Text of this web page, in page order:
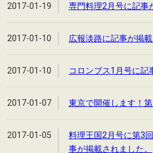
2017-01-19 専門料理2月号に記事
2017-01-10 広報淡路に記事が掲載
2017-01-10 コロンブス1月号に記
2017-01-07 東京で開催します！
2017-01-05
料理王国2月号に第3
事が掲載されました。